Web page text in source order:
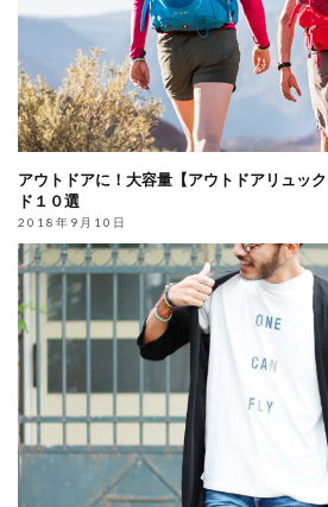
アウトドアに！大容量【アウトドアリュッ
ド１０選
2018年9月10日